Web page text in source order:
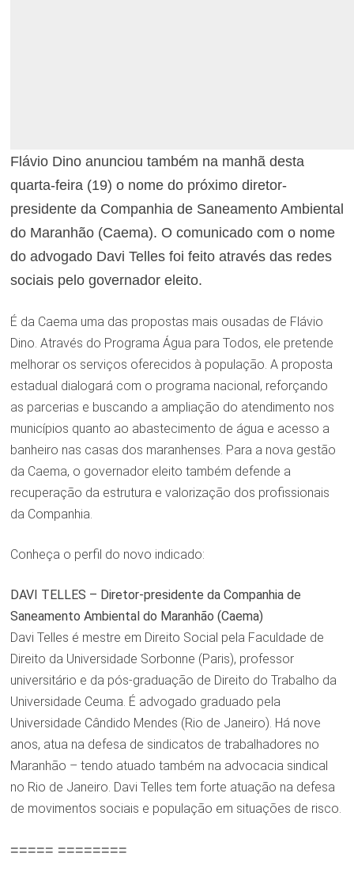
Flávio Dino anunciou também na manhã desta
quarta-feira (19) o nome do próximo diretor-
presidente da Companhia de Saneamento Ambiental
do Maranhão (Caema). O comunicado com o nome
do advogado Davi Telles foi feito através das redes
sociais pelo governador eleito.
É da Caema uma das propostas mais ousadas de Flávio
Dino. Através do Programa Água para Todos, ele pretende
melhorar os serviços oferecidos à população. A proposta
estadual dialogará com o programa nacional, reforçando
as parcerias e buscando a ampliação do atendimento nos
municípios quanto ao abastecimento de água e acesso a
banheiro nas casas dos maranhenses. Para a nova gestão
da Caema, o governador eleito também defende a
recuperação da estrutura e valorização dos profissionais
da Companhia.
Conheça o perfil do novo indicado:
DAVI TELLES – Diretor-presidente da Companhia de
Saneamento Ambiental do Maranhão (Caema)
Davi Telles é mestre em Direito Social pela Faculdade de
Direito da Universidade Sorbonne (Paris), professor
universitário e da pós-graduação de Direito do Trabalho da
Universidade Ceuma. É advogado graduado pela
Universidade Cândido Mendes (Rio de Janeiro). Há nove
anos, atua na defesa de sindicatos de trabalhadores no
Maranhão – tendo atuado também na advocacia sindical
no Rio de Janeiro. Davi Telles tem forte atuação na defesa
de movimentos sociais e população em situações de risco.
===== ========